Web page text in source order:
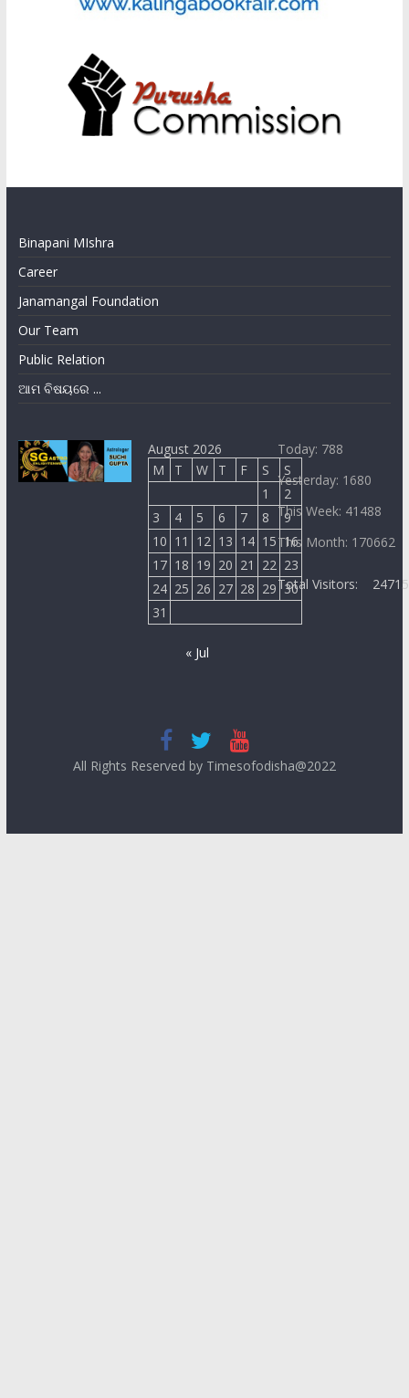
Binapani MIshra
Career
Janamangal Foundation
Our Team
Public Relation
ଆମ ବିଷୟରେ ...
August 2026
M
T W T F S
S
1
2
3
4 5 6 7 8
9
10 11 12 13 14 15 16
17 18 19 20 21 22 23
24 25 26 27 28 29 30
31
« Jul
Today: 788
Yesterday: 1680
This Week: 41488
This Month: 170662
Total Visitors:
All Rights Reserved by Timesofodisha@2022